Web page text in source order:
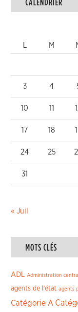
M
3 4
10 11
17 18
24 25
31
« Juil
MOTS CLÉS
ADL Administration
agents de l'état agents
Catégorie A